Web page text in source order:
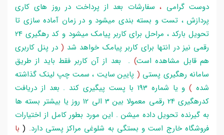
دوست گرامی ،سفارشات بعد از پرداخت در روز های کاری
پردازش ، تست و بسته بندی میشود و در زمان آماده سازی تا
تحویل بارکد ، مراحل برای کاربر پیامک میشود و کد رهگیری 24
رقمی نیز در انتها برای کاربر پیامک خواهد شد ( در پنل کاربری
هم قابل مشاهده است) . بعد از آن کاربر فقط باید از طریق
سامانه رهگیری پستی ( پایین سایت ، سمت چپ لینک گذاشته
شده )
و یا شماره 193 با پست پیگیری کند . بعد از دریافت
کدرهگیری 24 رقمی معمولا بین 3 الی 12 روز یا بیشتر بسته ها
به گیرنده تحویل داده میشن . این مورد بطور کامل از اختیارات
فروشگاه خارج است و بستگی به شلوغی مراکز پستی دارد.
(با